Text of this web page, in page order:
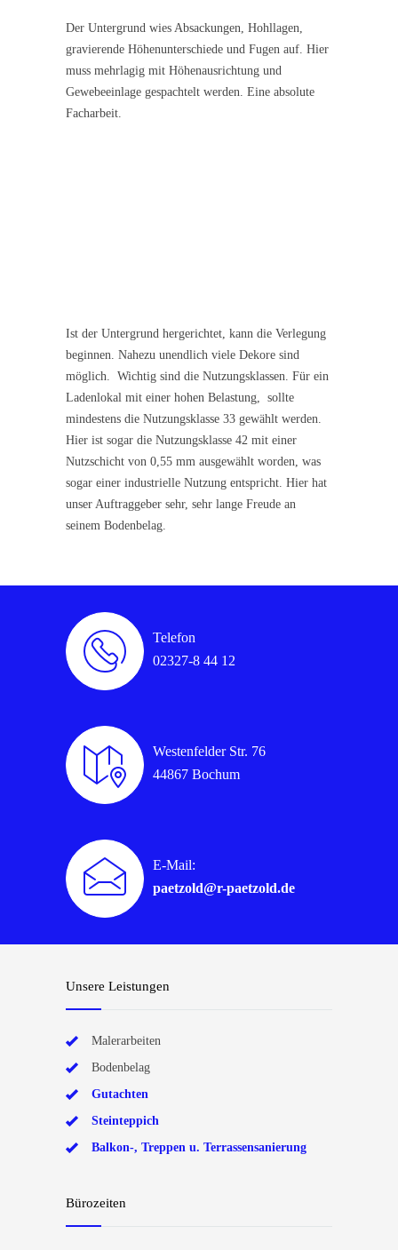
Der Untergrund wies Absackungen, Hohllagen,
gravierende Höhenunterschiede und Fugen auf. Hier
muss mehrlagig mit Höhenausrichtung und
Gewebeeinlage gespachtelt werden. Eine absolute
Facharbeit.
Ist der Untergrund hergerichtet, kann die Verlegung
beginnen. Nahezu unendlich viele Dekore sind
möglich. Wichtig sind die Nutzungsklassen. Für ein
Ladenlokal mit einer hohen Belastung, sollte
mindestens die Nutzungsklasse 33 gewählt werden.
Hier ist sogar die Nutzungsklasse 42 mit einer
Nutzschicht von 0,55 mm ausgewählt worden, was
sogar einer industrielle Nutzung entspricht. Hier hat
unser Auftraggeber sehr, sehr lange Freude an
seinem Bodenbelag.
Telefon
02327-8 44 12
Westenfelder Str. 76
44867 Bochum
E-Mail:
paetzold@r-paetzold.de
Unsere Leistungen
Malerarbeiten
Bodenbelag
Gutachten
Steinteppich
Balkon-, Treppen u. Terrassensanierung
Bürozeiten